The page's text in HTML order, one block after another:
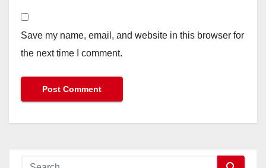
Save my name, email, and website in this browser for
the next time I comment.